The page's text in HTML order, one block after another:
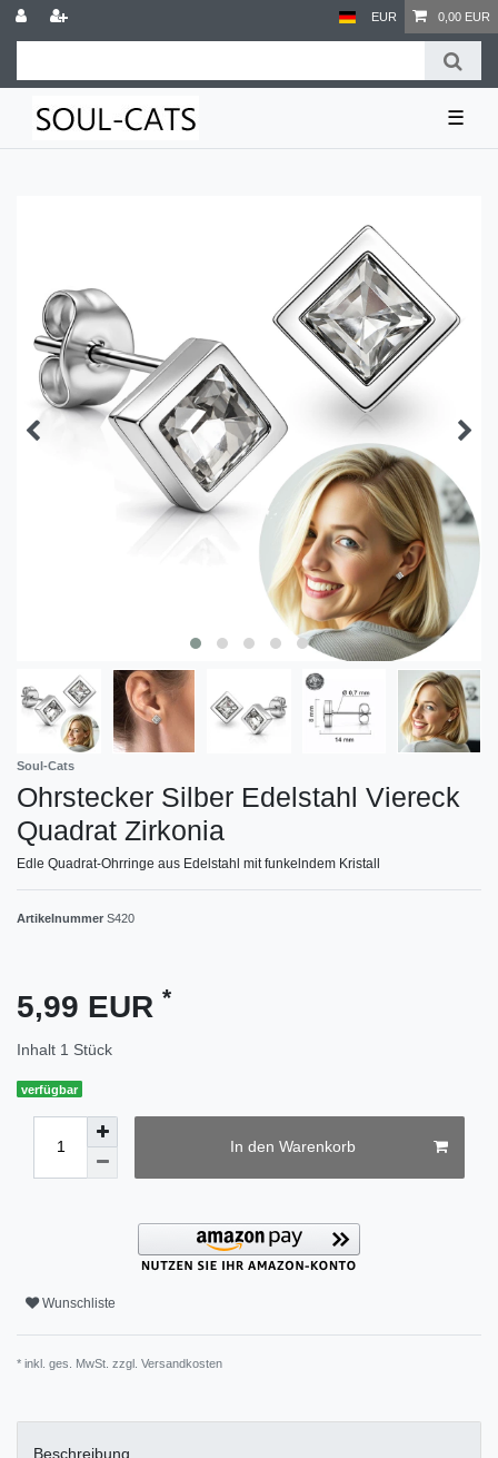
EUR 0,00 EUR
☰
Soul-Cats
Ohrstecker Silber Edelstahl Viereck
Quadrat Zirkonia
Edle Quadrat-Ohrringe aus Edelstahl mit funkelndem Kristall
Artikelnummer S420
5,99 EUR *
Inhalt 1 Stück
verfügbar
In den Warenkorb
Wunschliste
* inkl. ges. MwSt. zzgl. Versandkosten
Beschreibung